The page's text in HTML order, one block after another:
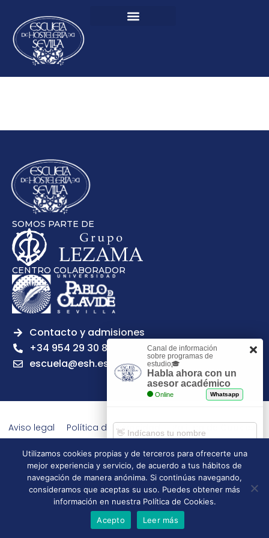
SOMOS PARTE DE
CENTRO COLABORADOR
Contacto y admisiones
+34 954 29 30 81
escuela@esh.es
Aviso legal Política de Privacidad
Política de Cookies
Escuela Superior de Hostelería de Sevilla | 2026 | Todos los
derechos reservados
Utilizamos cookies propias y de terceros para ofrecerte una
mejor experiencia y servicio, de acuerdo a tus hábitos de
navegación de manera anónima. Si continúas navegando,
consideramos que aceptas su uso. Puedes obtener más
información en nuestra Política de Cookies.
Acepto
Leer más
Canal de información
sobre programas de
estudio🎓
Habla ahora con un
asesor académico
Online Whatsapp
Comenzar chat